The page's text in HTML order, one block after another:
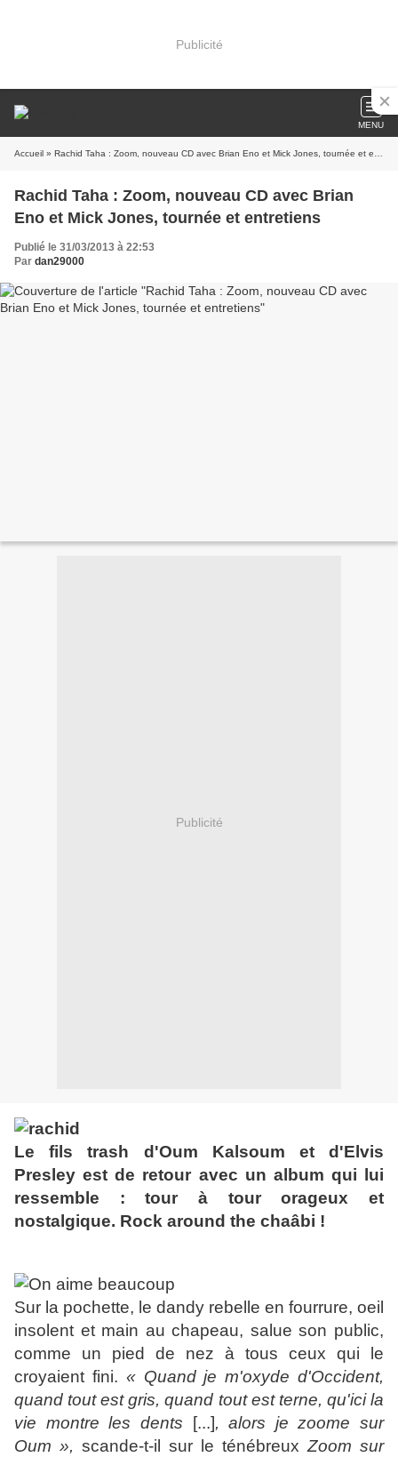
Publicité
MENU
Accueil » Rachid Taha : Zoom, nouveau CD avec Brian Eno et Mick Jones, tournée et entretiens
Rachid Taha : Zoom, nouveau CD avec Brian
Eno et Mick Jones, tournée et entretiens
Publié le 31/03/2013 à 22:53
Par dan29000
Publicité
Le fils trash d'Oum Kalsoum et d'Elvis
Presley est de retour avec un album qui lui
ressemble : tour à tour orageux et
nostalgique. Rock around the chaâbi !
Sur la pochette, le dandy rebelle en fourrure, oeil
insolent et main au chapeau, salue son public,
comme un pied de nez à tous ceux qui le
croyaient fini. « Quand je m'oxyde d'Occident,
quand tout est gris, quand tout est terne, qu'ici la
vie montre les dents [...], alors je zoome sur
Oum », scande-t-il sur le ténébreux Zoom sur